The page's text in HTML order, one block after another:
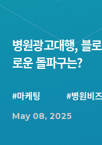
병원광고대행, 블
로운 돌파구는?
#마케팅 #병원비
May 08, 2025